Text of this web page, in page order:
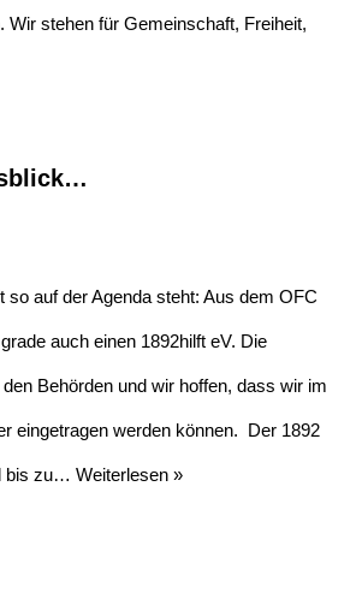
Wir stehen für Gemeinschaft, Freiheit,
auf der Agenda steht: Aus dem OFC
auch einen 1892hilft eV. Die
Behörden und wir hoffen, dass wir im
eingetragen werden können. Der 1892
bis zu… Weiterlesen »